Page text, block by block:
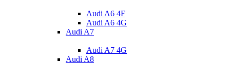
Audi A6 4F
Audi A6 4G
Audi A7
Audi A7 4G
Audi A8